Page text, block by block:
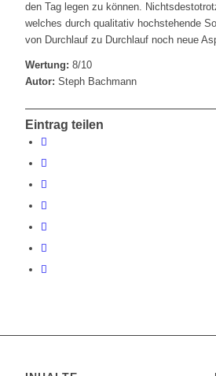
den Tag legen zu können.
welches durch qualitativ hochstehende
von Durchlauf zu Durchlauf noch neue
Wertung: 8/10
Autor: Steph Bachmann
Eintrag teilen